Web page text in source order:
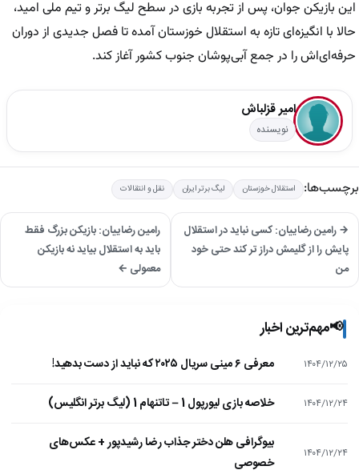
این بازیکن جوان، پس از تجربه بازی در سطح لیگ برتر و تیم ملی امید،
حالا با انگیزه‌ای تازه به استقلال خوزستان آمده تا فصل جدیدی از دوران
حرفه‌ای‌اش را در جمع آبی‌پوشان جنوب کشور آغاز کند.
امیر قزلباش
نویسنده
برچسب‌ها: استقلال خوزستان لیگ برتر ایران نقل و انتقالات
→ رامین رضاییان: کسی نباید در استقلال
پایش را از گلیمش دراز تر کند حتی خود
من
رامین رضاییان: بازیکن بزرگ فقط
باید به استقلال بیاید نه بازیکن
معمولی ←
📢مهم‌ترین اخبار
۱۴۰۴/۱۲/۲۵ معرفی ۶ مینی سریال ۲۰۲۵ که نباید از دست بدهید!
۱۴۰۴/۱۲/۲۴ خلاصه بازی لیورپول 1 – تاتنهام 1 (لیگ برتر انگلیس)
۱۴۰۴/۱۲/۲۴
بیوگرافی هلن دختر جذاب رضا رشیدپور + عکس‌های
خصوصی